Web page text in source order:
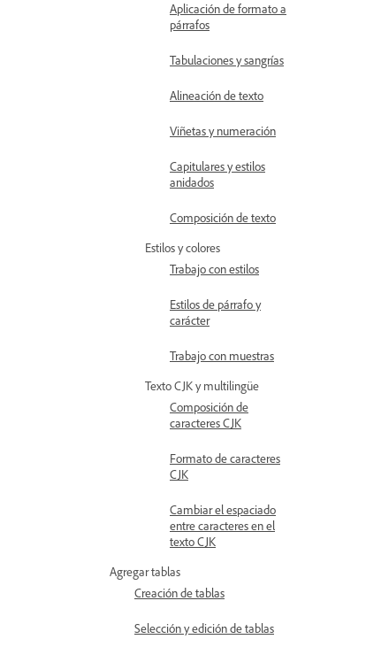
Aplicación de formato a
párrafos
Tabulaciones y sangrías
Alineación de texto
Viñetas y numeración
Capitulares y estilos
anidados
Composición de texto
Estilos y colores
Trabajo con estilos
Estilos de párrafo y
carácter
Trabajo con muestras
Texto CJK y multilingüe
Composición de
caracteres CJK
Formato de caracteres
CJK
Cambiar el espaciado
entre caracteres en el
texto CJK
Agregar tablas
Creación de tablas
Selección y edición de tablas